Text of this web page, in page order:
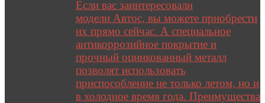
Если вас заинтересовали
модели Автос, вы можете приобрести
их прямо сейчас. А специальное
антикоррозийное покрытие и
прочный оцинкованный металл
позволят использовать
приспособление не только летом, но и
в холодное время года. Преимущества